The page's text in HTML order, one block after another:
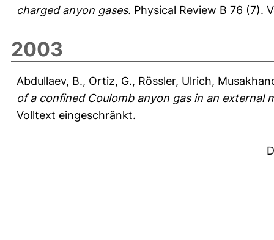
charged anyon gases. Physical Review B 76 (7).
2003
Abdullaev, B., Ortiz, G., Rössler, Ulrich,
of a confined Coulomb anyon gas in an external
Volltext eingeschränkt.